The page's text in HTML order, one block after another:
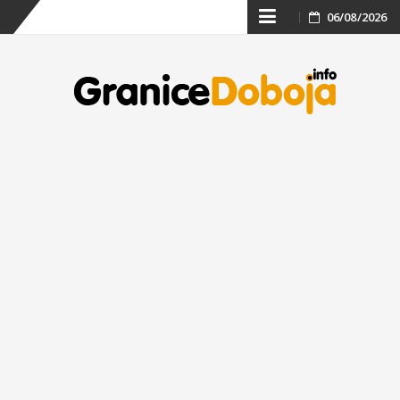
Skip
content
06/08/2026